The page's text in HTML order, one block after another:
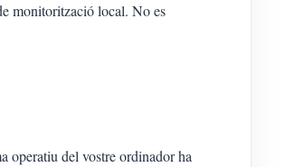
monitorització local. No es
operatiu del vostre ordinador ha